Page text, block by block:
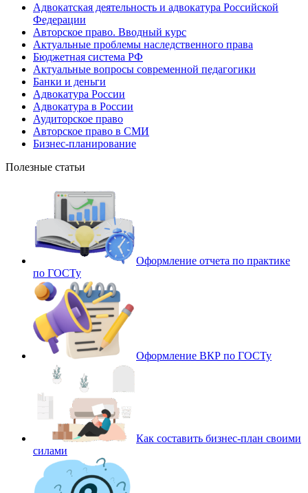
Адвокатская деятельность и адвокатура Российской
Федерации
Авторское право. Вводный курс
Актуальные проблемы наследственного права
Бюджетная система РФ
Актуальные вопросы современной педагогики
Банки и деньги
Адвокатура России
Адвокатура в России
Аудиторское право
Авторское право в СМИ
Бизнес-планирование
Полезные статьи
Оформление отчета по практике
по ГОСТу
Оформление ВКР по ГОСТу
Как составить бизнес-план своими
силами